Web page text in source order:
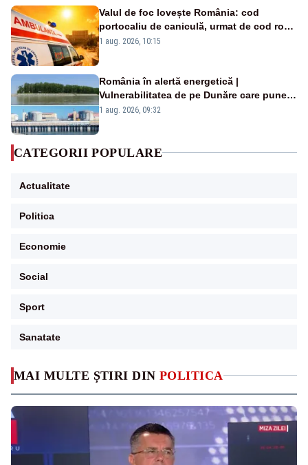
MAI MULTE ȘTIRI DIN POLITICA
Valul de foc lovește România: cod
portocaliu de caniculă, urmat de cod roșu
duminică. Temperaturile urcă spre 40°C
1 aug. 2026, 10:15
România în alertă energetică |
Vulnerabilitatea de pe Dunăre care pune
în pericol Centrala Cernavodă era
1 aug. 2026, 09:32
CATEGORII POPULARE
Actualitate
Politica
Economie
Social
Sport
Sanatate